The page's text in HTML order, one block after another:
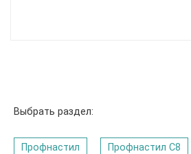
Выбрать раздел:
Профнастил Профнастил C8